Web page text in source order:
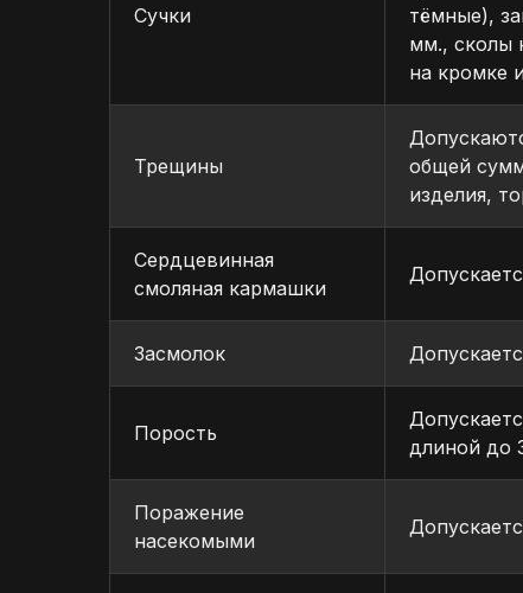
Сучки
тёмные),
мм., сколы
на кромке
Трещины
общей
изделия,
Сердцевинная
смоляная кармашки
Засмолок
Порость
длиной до
Поражение
насекомыми